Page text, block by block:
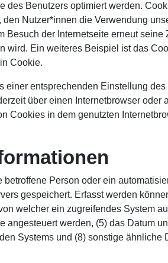
Benutzers optimiert werden.
Nutzer*innen die Verwendung
der Internetseite erneut
wird. Ein weiteres Beispiel ist das
Cookie.
entsprechenden Einstellung
über einen Internetbrowser
in dem genutzten
Person oder ein
gespeichert. Erfasst werden
welcher ein zugreifendes System
werden, (5) das Datum
Systems und (8) sonstige